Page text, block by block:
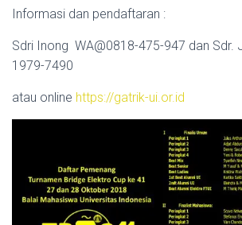
Informasi dan pendaftaran :
Sdri Inong WA@0818-475-947 dan Sdr.
1979-7490
atau online https://gatrik-ui.or.id